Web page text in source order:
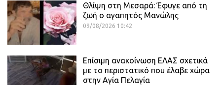
Θλίψη στη Μεσαρά: Έφυγε από τη
ζωή ο αγαπητός Μανώλης
09/08/2026 10:42
Επίσιμη ανακοίνωση ΕΛΑΣ σχετικά
με το περιστατικό που έλαβε χώρα
στην Αγία Πελαγία